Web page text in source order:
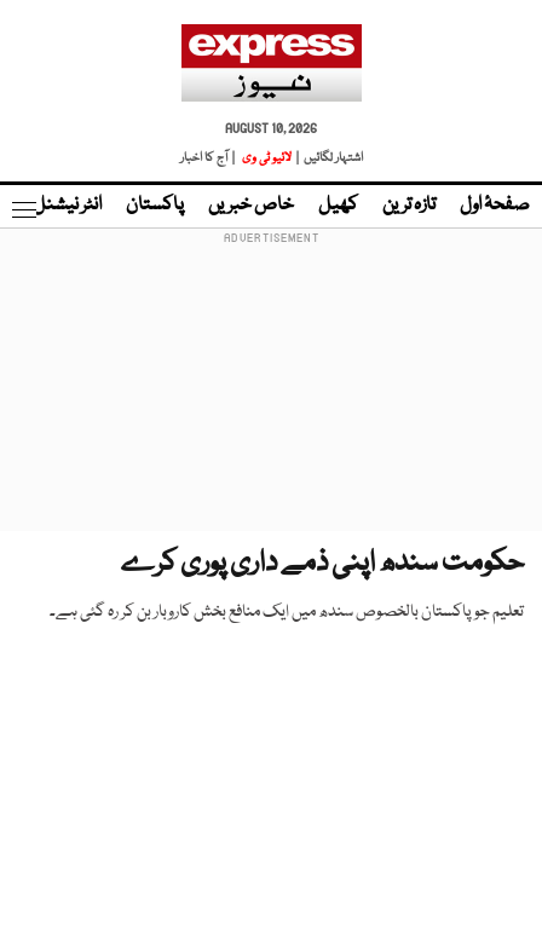
AUGUST 10, 2026
اشتہار لگائیں |
لائیو ٹی وی | آج کا اخبار
صفحۂ اول تازہ ترین کھیل خاص خبریں پاکستان انٹر نیشنل
حکومت سندھ اپنی ذمے داری پوری کرے
تعلیم جو پاکستان بالخصوص سندھ میں ایک منافع بخش کاروبار بن کر رہ گئی ہے۔